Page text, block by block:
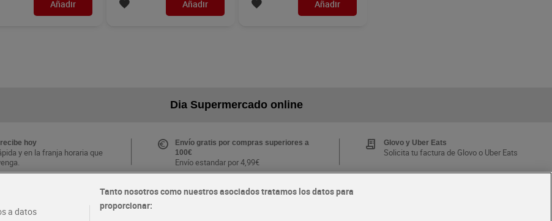
Añadir Añadir Añadir
Dia Supermercado online
hoy
y en la franja horaria que
Envío gratis por compras superiores a
100€
Envío estandar por 4,99€
Glovo y Uber Eats
Solicita tu factura de Glovo o Uber Eats
ventajas y ofertas
a datos
Tanto nosotros como nuestros asociados tratamos los datos para
proporcionar: